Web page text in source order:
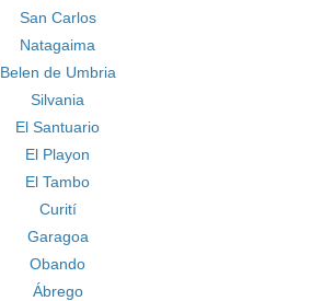
San Carlos
Natagaima
Belen de Umbria
Silvania
El Santuario
El Playon
El Tambo
Curití
Garagoa
Obando
Ábrego